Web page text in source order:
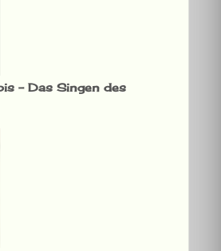
– Das Singen des